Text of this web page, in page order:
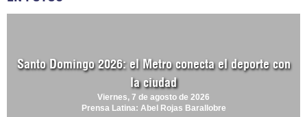
Santo Domingo 2026: el Metro conecta el deporte con
la ciudad
Viernes, 7 de agosto de 2026
Prensa Latina: Abel Rojas Barallobre